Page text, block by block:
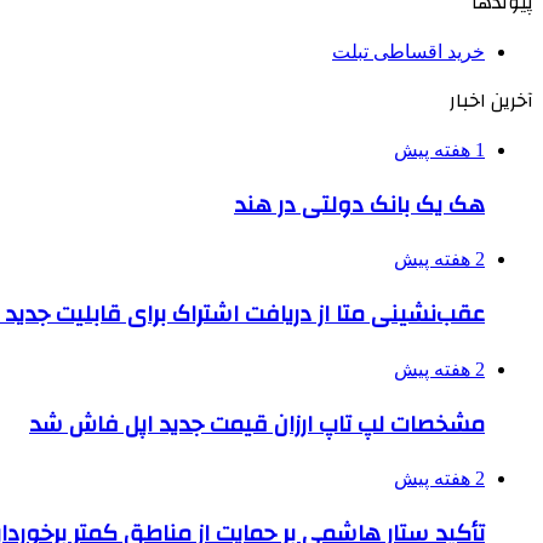
خرید اقساطی تبلت
آخرین اخبار
1 هفته پیش
هک یک بانک دولتی در هند
2 هفته پیش
عقب‌نشینی متا از دریافت اشتراک برای قابلیت
2 هفته پیش
مشخصات لپ تاپ ارزان قیمت جدید اپل فاش شد
2 هفته پیش
تأکید ستار هاشمی بر حمایت از مناطق کمتر